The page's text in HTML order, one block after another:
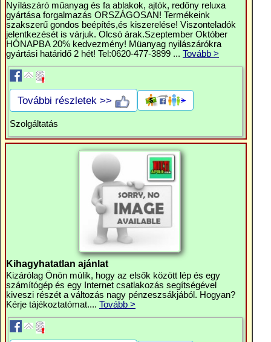
Nyílászáró műanyag és fa ablakok, ajtók, redőny reluxa
gyártása forgalmazás ORSZÁGOSAN! Termékeink
szakszerű gondos beépítés,és kiszerelése! Viszonteladók
jelentkezését is várjuk. Olcsó árak.Szeptember Október
HÓNAPBA 20% kedvezmény! Müanyag nyilászárókra
gyártási határidő 2 hét! Tel:0620-477-3899 ... Tovább >
További részletek >>
Szolgáltatás
Kihagyhatatlan ajánlat
Kizárólag Önön múlik, hogy az elsők között lép és egy
számítógép és egy Internet csatlakozás segítségével
kiveszi részét a változás nagy pénzeszsákjából. Hogyan?
Kérje tájékoztatómat.... Tovább >